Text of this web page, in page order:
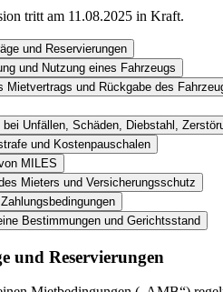
tritt am 11.08.2025 in Kraft.
und Reservierungen
und Nutzung eines Fahrzeugs
Mietvertrags und Rückgabe des
Unfällen, Schäden, Diebstahl,
und Kostenpauschalen
MILES
Mieters und Versicherungsschutz
Bestimmungen und Gerichtsstand
und Reservierungen